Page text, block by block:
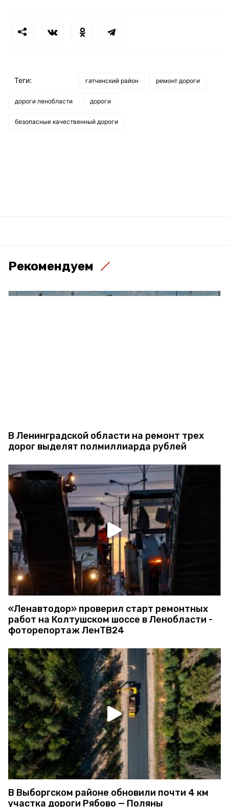
Теги: гатчинский район ремонт дороги
дороги ленобласти дороги
безопасные качественный дороги
Рекомендуем
В Ленинградской области на ремонт трех
дорог выделят полмиллиарда рублей
«Ленавтодор» проверил старт ремонтных
работ на Колтушском шоссе в Ленобласти -
фоторепортаж ЛенТВ24
В Выборгском районе обновили почти 4 км
участка дороги Рябово — Поляны